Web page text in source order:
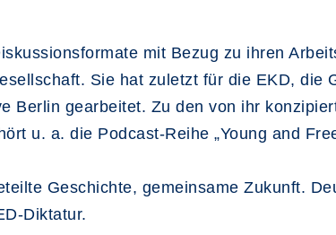
mit Bezug zu ihren
Sie hat zuletzt für die EKD, die
Berlin gearbeitet. Zu den von ihr
u. a. die Podcast-Reihe „Young and
Geschichte, gemeinsame Zukunft.
Diktatur.